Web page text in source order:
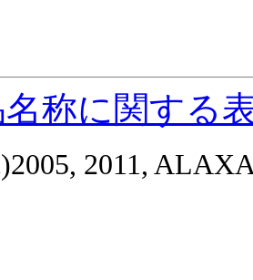
称に関する
2011,